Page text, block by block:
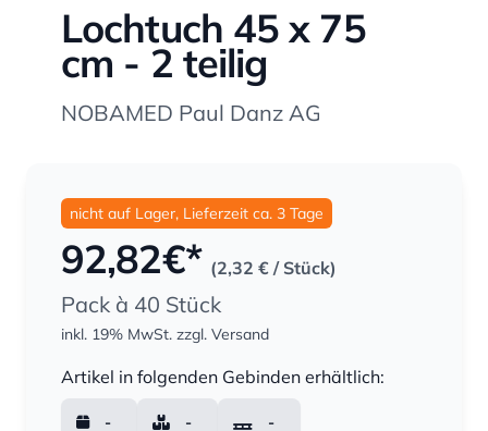
Lochtuch 45 x 75
cm - 2 teilig
NOBAMED Paul Danz AG
nicht auf Lager, Lieferzeit ca. 3 Tage
92,82€* (2,32 € / Stück)
Pack à 40 Stück
inkl. 19% MwSt. zzgl. Versand
Artikel in folgenden Gebinden erhältlich:
- - -